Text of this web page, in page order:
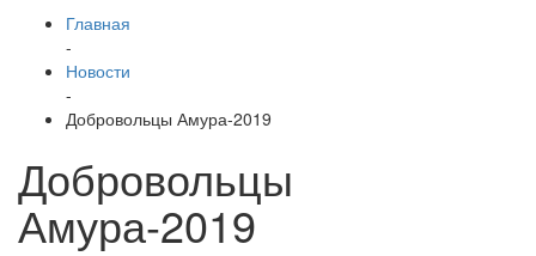
Главная
-
Новости
-
Добровольцы Амура-2019
Добровольцы
Амура-2019